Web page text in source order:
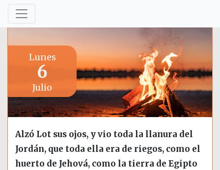
Lunes
6
Julio
Alzó Lot sus ojos, y vio toda la llanura del
Jordán, que toda ella era de riegos, como el
huerto de Jehová, como la tierra de Egipto